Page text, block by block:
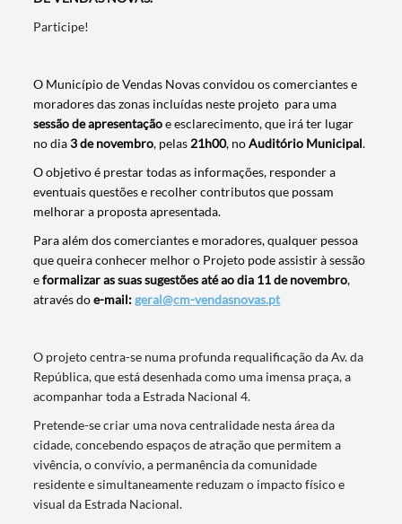
Participe!
O Município de Vendas Novas convidou os comerciantes e
moradores das zonas incluídas neste projeto para uma
sessão de apresentaçãoe esclarecimento, que irá ter lugar
no dia3 de novembro, pelas 21h00, noAuditório Municipal.
O objetivo é prestar todas as informações, responder a
eventuais questões e recolher contributos que possam
melhorar a proposta apresentada.
Para além dos comerciantes e moradores, qualquer pessoa
que queira conhecer melhor o Projeto pode assistir à sessão
eformalizar as suas sugestões até ao dia 11 de novembro,
através doe-mail:geral@cm-vendasnovas.pt
O projeto centra-se numa profunda requalificação da Av. da
República, que está desenhada como uma imensa praça, a
acompanhar toda a Estrada Nacional 4.
Pretende-se criar uma nova centralidade nesta área da
cidade, concebendo espaços de atração que permitem a
vivência, o convívio, a permanência da comunidade
residente e simultaneamente reduzam o impacto físico e
visual da Estrada Nacional.